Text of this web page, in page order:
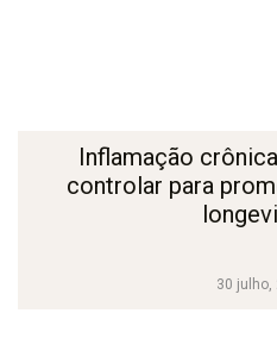
30 julho,
Inflamação
controlar para